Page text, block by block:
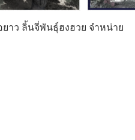
าว ลิ้นจี่พันธุ์ฮงฮวย จำหน่าย